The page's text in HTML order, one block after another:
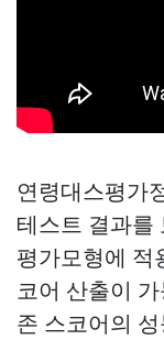
연령대스평가
테스트 결과를
평가모형에 적
코어 산출이
존 스코어의